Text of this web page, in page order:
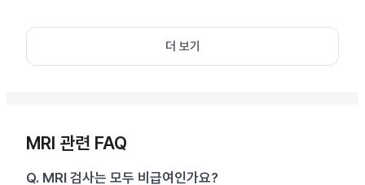
더 보기
MRI 관련 FAQ
Q. MRI 검사는 모두 비급여인가요?